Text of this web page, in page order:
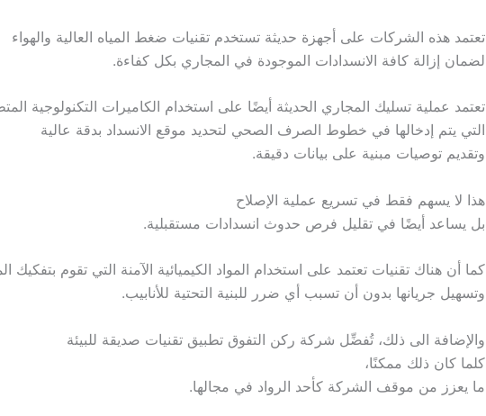
تعتمد هذه الشركات على أجهزة حديثة تستخدم تقنيات ضغط المياه العالية والهواء
لضمان إزالة كافة الانسدادات الموجودة في المجاري بكل كفاءة.
تعتمد عملية تسليك المجاري الحديثة أيضًا على استخدام الكاميرات التكنولوجية
التي يتم إدخالها في خطوط الصرف الصحي لتحديد موقع الانسداد بدقة عالية
وتقديم توصيات مبنية على بيانات دقيقة.
هذا لا يسهم فقط في تسريع عملية الإصلاح
بل يساعد أيضًا في تقليل فرص حدوث انسدادات مستقبلية.
كما أن هناك تقنيات تعتمد على استخدام المواد الكيميائية الآمنة التي تقوم بتفكيك
وتسهيل جريانها بدون أن تسبب أي ضرر للبنية التحتية للأنابيب.
والإضافة الى ذلك، تُفضِّل شركة ركن التفوق تطبيق تقنيات صديقة للبيئة
كلما كان ذلك ممكنًا،
ما يعزز من موقف الشركة كأحد الرواد في مجالها.